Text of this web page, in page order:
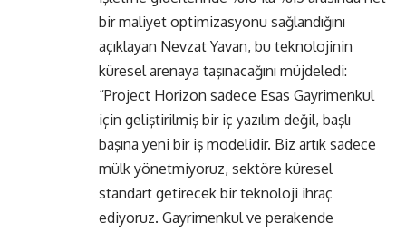
bir maliyet optimizasyonu sağlandığını
açıklayan Nevzat Yavan, bu teknolojinin
küresel arenaya taşınacağını müjdeledi:
“Project Horizon sadece Esas Gayrimenkul
için geliştirilmiş bir iç yazılım değil, başlı
başına yeni bir iş modelidir. Biz artık sadece
mülk yönetmiyoruz, sektöre küresel
standart getirecek bir teknoloji ihraç
ediyoruz. Gayrimenkul ve perakende